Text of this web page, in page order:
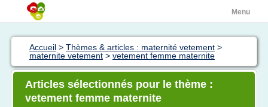
Menu
Accueil > Thèmes & articles : maternité vetement >
maternite vetement > vetement femme maternite
Articles sélectionnés pour le thème :
vetement femme maternite